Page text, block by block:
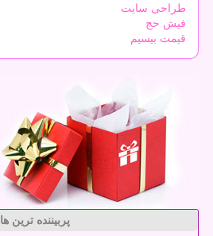
طراحی سایت
فیش حج
قیمت بیسیم
پربیننده ترین ها